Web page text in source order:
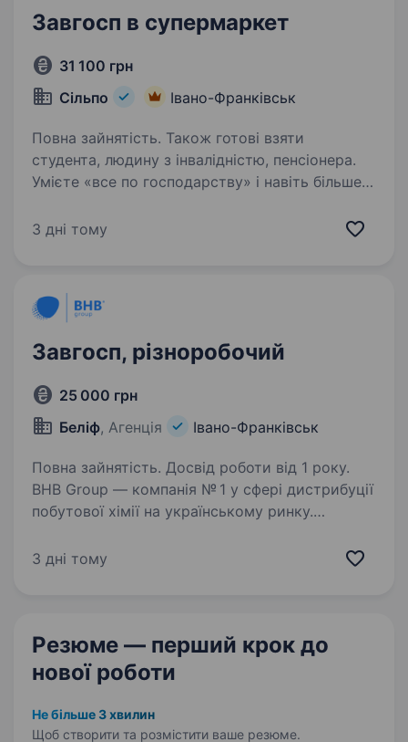
Завгосп в супермаркет
31 100 грн
Сільпо
Івано-Франківськ
Повна зайнятість. Також готові взяти
студента, людину з інвалідністю, пенсіонера.
Умієте «все по господарству» і навіть більше?
на всі руки. Що потрібно робити Виконувати
3 дні тому
Завгосп, різноробочий
25 000 грн
Беліф, Агенція Івано-Франківськ
Повна зайнятість. Досвід роботи від 1 року.
BHB Group — компанія № 1 у сфері дистрибуції
побутової хімії на українському ринку.
Palmolive, Elfa Pharm, Nutricia, Evyap, Essity,
3 дні тому
Резюме — перший крок до
нової роботи
Не більше 3 хвилин
Щоб створити та розмістити ваше резюме.